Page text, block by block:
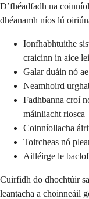
D’fhéadfadh na
dhéanamh níos lú
Ionfhabhtuithe
craicinn in aice
Galar duáin nó
Neamhoird
Fadhbanna croí
máinliacht riosca
Coinníollacha
Toircheas nó
Ailléirge le
Cuirfidh do dhochtúir
leantacha a choinneáil